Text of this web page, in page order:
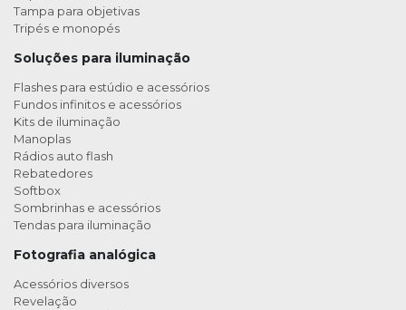
Tampa para objetivas
Tripés e monopés
Soluções para iluminação
Flashes para estúdio e acessórios
Fundos infinitos e acessórios
Kits de iluminação
Manoplas
Rádios auto flash
Rebatedores
Softbox
Sombrinhas e acessórios
Tendas para iluminação
Fotografia analógica
Acessórios diversos
Revelação